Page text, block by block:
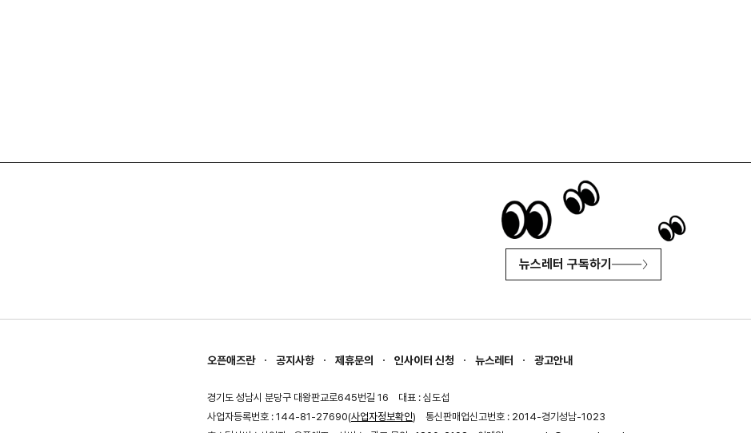
뉴스레터 구독하기
오픈애즈란 공지사항 제휴문의 인사이터 신청 뉴스레터 광고안내
경기도 성남시 분당구 대왕판교로645번길 16
대표 : 심도섭
사업자등록번호 : 144-81-27690(사업자정보확인)
통신판매업신고번호 : 2014-경기성남-1023